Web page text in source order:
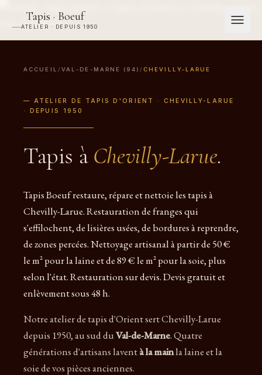
Tapis · Boeuf
ATELIER · DEPUIS 1950
ACCUEIL / VAL-DE-MARNE (94) / CHEVILLY-LARUE
— ATELIER DE TAPIS D'ORIENT · CHEVILLY-LARUE
· DEPUIS 1950
Tapis à Chevilly-Larue.
Tapis Boeuf restaure, répare et nettoie les tapis à
Chevilly-Larue. Restauration de franges qui
s'effilochent, de lisières usées, de bordures à reprendre,
de zones percées. Nettoyage artisanal à partir de 50 €
le m² pour la laine et de 89 € le m² pour la soie, plus
selon l'état. Restauration sur devis. Devis gratuit et
enlèvement sous 48 h.
Notre atelier de tapis d'Orient sert Chevilly-Larue
depuis 1950, au sud duVal-de-Marne. Quatre
générations d'artisans laventà la mainla laine et la
soie de vos pièces anciennes.